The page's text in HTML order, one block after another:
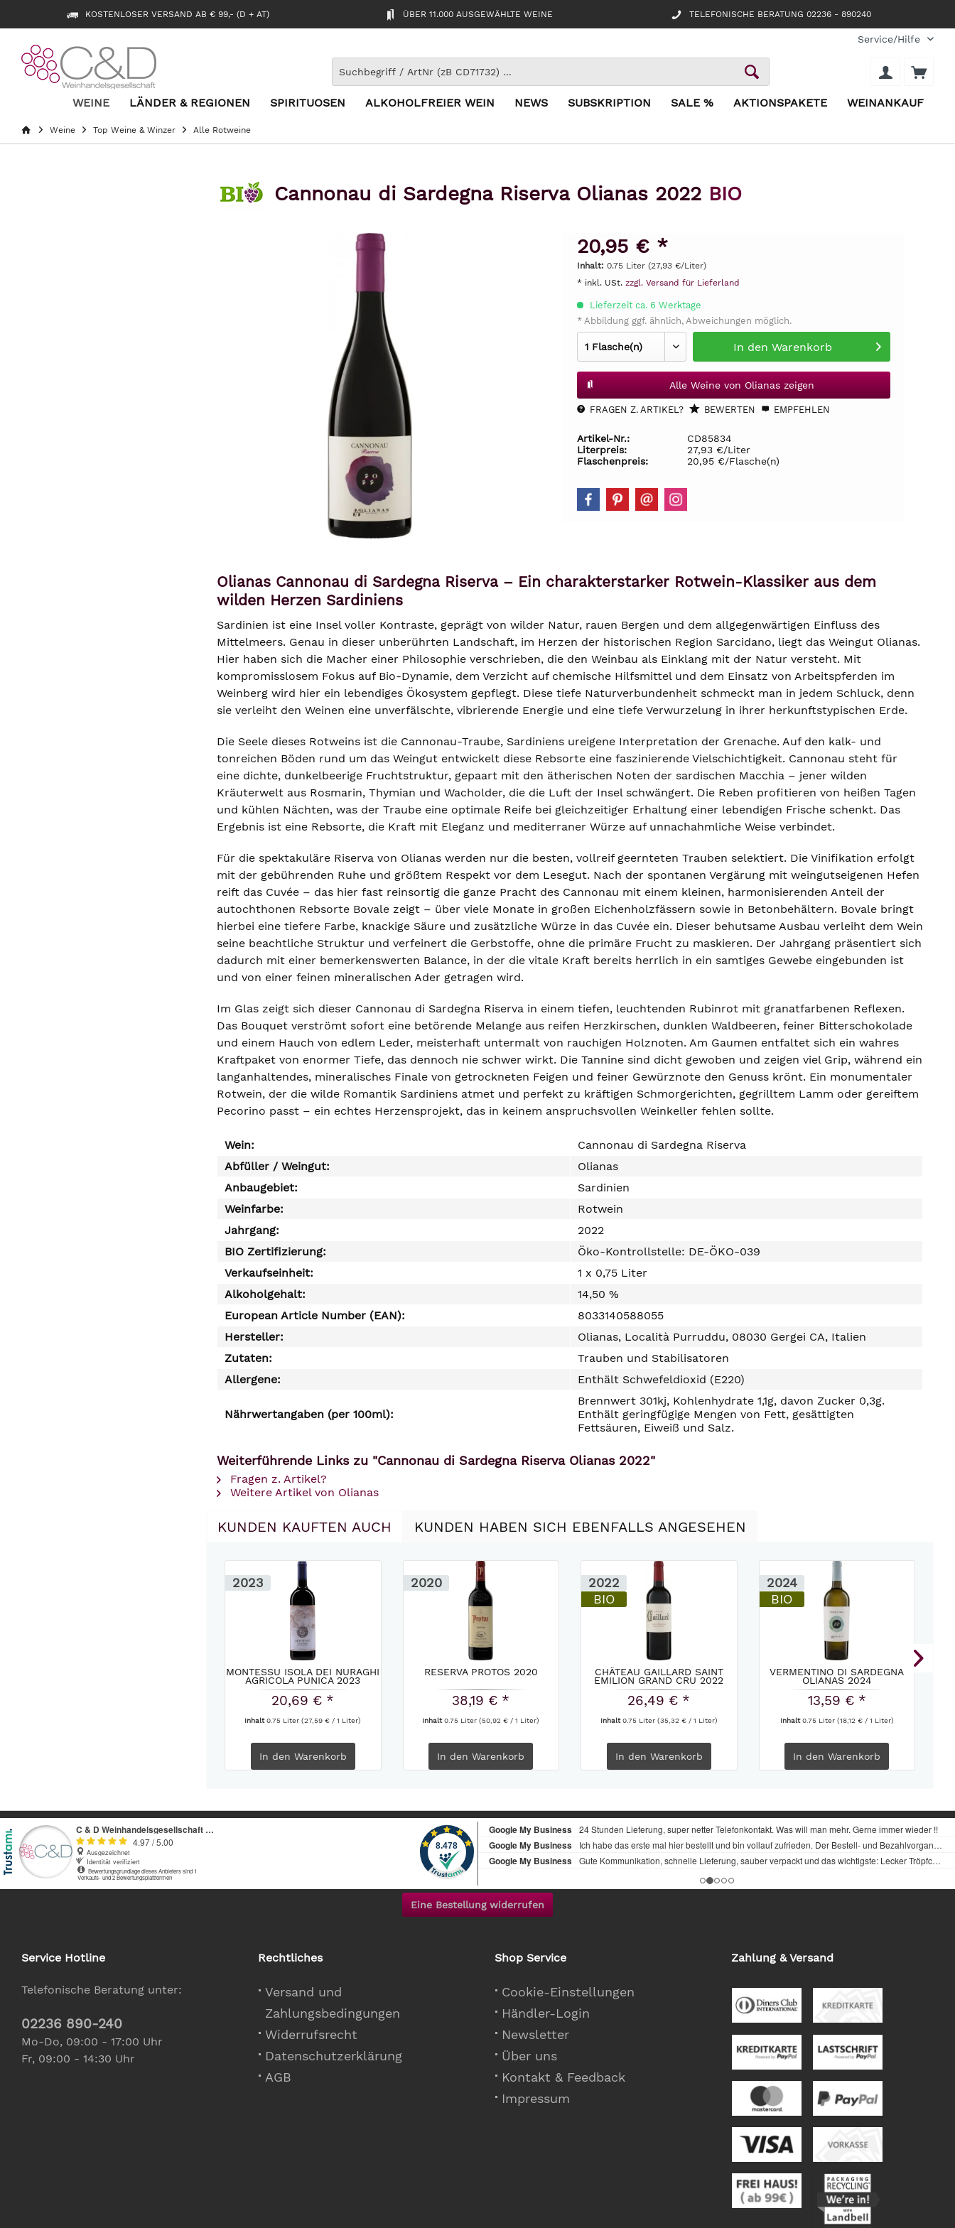
KOSTENLOSER VERSAND AB € 99,- (D + AT) ÜBER 11.000 AUSGEWÄHLTE WEINE TELEFONISCHE BERATUNG 02236 - 890240
Service/Hilfe
WEINE LÄNDER & REGIONEN SPIRITUOSEN ALKOHOLFREIER WEIN NEWS SUBSKRIPTION SALE % AKTIONSPAKETE WEINANKAUF
Weine Top Weine & Winzer Alle Rotweine
Cannonau di Sardegna Riserva Olianas 2022 BIO
20,95 € *
Inhalt: 0.75 Liter (27,93 €/Liter)
* inkl. USt. zzgl. Versand für Lieferland
Lieferzeit ca. 6 Werktage
* Abbildung ggf. ähnlich, Abweichungen möglich.
In den Warenkorb
Alle Weine von Olianas zeigen
FRAGEN Z. ARTIKEL? BEWERTEN EMPFEHLEN
Artikel-Nr.:
CD85834
Literpreis:
27,93 €/Liter
Flaschenpreis:
20,95 €/Flasche(n)
Olianas Cannonau di Sardegna Riserva – Ein charakterstarker Rotwein-Klassiker aus dem
wilden Herzen Sardiniens
Sardinien ist eine Insel voller Kontraste, geprägt von wilder Natur, rauen Bergen und dem allgegenwärtigen Einfluss des
Mittelmeers. Genau in dieser unberührten Landschaft, im Herzen der historischen Region Sarcidano, liegt das Weingut Olianas.
Hier haben sich die Macher einer Philosophie verschrieben, die den Weinbau als Einklang mit der Natur versteht. Mit
kompromisslosem Fokus auf Bio-Dynamie, dem Verzicht auf chemische Hilfsmittel und dem Einsatz von Arbeitspferden im
Weinberg wird hier ein lebendiges Ökosystem gepflegt. Diese tiefe Naturverbundenheit schmeckt man in jedem Schluck, denn
sie verleiht den Weinen eine unverfälschte, vibrierende Energie und eine tiefe Verwurzelung in ihrer herkunftstypischen Erde.
Die Seele dieses Rotweins ist die Cannonau-Traube, Sardiniens ureigene Interpretation der Grenache. Auf den kalk- und
tonreichen Böden rund um das Weingut entwickelt diese Rebsorte eine faszinierende Vielschichtigkeit. Cannonau steht für
eine dichte, dunkelbeerige Fruchtstruktur, gepaart mit den ätherischen Noten der sardischen Macchia – jener wilden
Kräuterwelt aus Rosmarin, Thymian und Wacholder, die die Luft der Insel schwängert. Die Reben profitieren von heißen Tagen
und kühlen Nächten, was der Traube eine optimale Reife bei gleichzeitiger Erhaltung einer lebendigen Frische schenkt. Das
Ergebnis ist eine Rebsorte, die Kraft mit Eleganz und mediterraner Würze auf unnachahmliche Weise verbindet.
Für die spektakuläre Riserva von Olianas werden nur die besten, vollreif geernteten Trauben selektiert. Die Vinifikation erfolgt
mit der gebührenden Ruhe und größtem Respekt vor dem Lesegut. Nach der spontanen Vergärung mit weingutseigenen Hefen
reift das Cuvée – das hier fast reinsortig die ganze Pracht des Cannonau mit einem kleinen, harmonisierenden Anteil der
autochthonen Rebsorte Bovale zeigt – über viele Monate in großen Eichenholzfässern sowie in Betonbehältern. Bovale bringt
hierbei eine tiefere Farbe, knackige Säure und zusätzliche Würze in das Cuvée ein. Dieser behutsame Ausbau verleiht dem Wein
seine beachtliche Struktur und verfeinert die Gerbstoffe, ohne die primäre Frucht zu maskieren. Der Jahrgang präsentiert sich
dadurch mit einer bemerkenswerten Balance, in der die vitale Kraft bereits herrlich in ein samtiges Gewebe eingebunden ist
und von einer feinen mineralischen Ader getragen wird.
Im Glas zeigt sich dieser Cannonau di Sardegna Riserva in einem tiefen, leuchtenden Rubinrot mit granatfarbenen Reflexen.
Das Bouquet verströmt sofort eine betörende Melange aus reifen Herzkirschen, dunklen Waldbeeren, feiner Bitterschokolade
und einem Hauch von edlem Leder, meisterhaft untermalt von rauchigen Holznoten. Am Gaumen entfaltet sich ein wahres
Kraftpaket von enormer Tiefe, das dennoch nie schwer wirkt. Die Tannine sind dicht gewoben und zeigen viel Grip, während ein
langanhaltendes, mineralisches Finale von getrockneten Feigen und feiner Gewürznote den Genuss krönt. Ein monumentaler
Rotwein, der die wilde Romantik Sardiniens atmet und perfekt zu kräftigen Schmorgerichten, gegrilltem Lamm oder gereiftem
Pecorino passt – ein echtes Herzensprojekt, das in keinem anspruchsvollen Weinkeller fehlen sollte.
Wein:
Cannonau di Sardegna Riserva
Abfüller / Weingut:
Olianas
Anbaugebiet:
Sardinien
Weinfarbe:
Rotwein
Jahrgang:
2022
BIO Zertifizierung:
Öko-Kontrollstelle: DE-ÖKO-039
Verkaufseinheit:
1 x 0,75 Liter
Alkoholgehalt:
14,50 %
European Article Number (EAN):
8033140588055
Hersteller:
Olianas, Località Purruddu, 08030 Gergei CA, Italien
Zutaten:
Trauben und Stabilisatoren
Allergene:
Enthält Schwefeldioxid (E220)
Nährwertangaben (per 100ml):
Brennwert 301kj, Kohlenhydrate 1,1g, davon Zucker 0,3g.
Enthält geringfügige Mengen von Fett, gesättigten
Fettsäuren, Eiweiß und Salz.
Weiterführende Links zu "Cannonau di Sardegna Riserva Olianas 2022"
Fragen z. Artikel?
Weitere Artikel von Olianas
KUNDEN KAUFTEN AUCH KUNDEN HABEN SICH EBENFALLS ANGESEHEN
2023
MONTESSU ISOLA DEI NURAGHI
AGRICOLA PUNICA 2023
20,69 € *
Inhalt0.75 Liter(27,59 € / 1 Liter)
In den Warenkorb
2020
RESERVA PROTOS 2020
38,19 € *
Inhalt0.75 Liter(50,92 € / 1 Liter)
In den Warenkorb
2022
BIO
CHÂTEAU GAILLARD SAINT
EMILION GRAND CRU 2022
26,49 € *
Inhalt0.75 Liter (35,32 € / 1 Liter)
In den Warenkorb
2024
BIO
VERMENTINO DI SARDEGNA
OLIANAS 2024
13,59 € *
Inhalt0.75 Liter (18,12 € / 1 Liter)
In den Warenkorb
Eine Bestellung widerrufen
Service Hotline
Telefonische Beratung unter:
02236 890-240
Mo-Do, 09:00 - 17:00 Uhr
Fr, 09:00 - 14:30 Uhr
Rechtliches
Versand und
Zahlungsbedingungen
Widerrufsrecht
Datenschutzerklärung
AGB
Shop Service
Cookie-Einstellungen
Händler-Login
Newsletter
Über uns
Kontakt & Feedback
Impressum
Zahlung & Versand